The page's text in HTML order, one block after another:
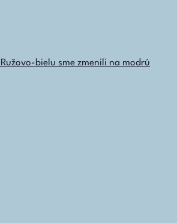
bielu sme zmenili na modrú